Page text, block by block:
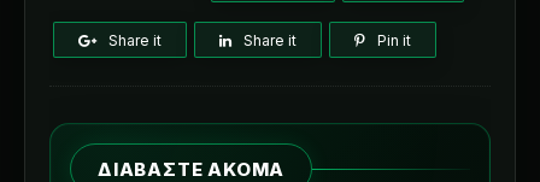
Share it Share it Pin it
ΔΙΑΒΑΣΤΕ ΑΚΟΜΑ